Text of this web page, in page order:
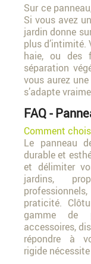
Sur ce
Si vous avez
jardin donne
plus d’intimité.
haie, ou des
séparation
vous aurez
s’adapte
FAQ -
Comment
Le panneau
durable et
et délimiter
jardins,
praticité.
gamme de
accessoires,
répondre à
rigide